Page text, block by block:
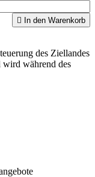
 In den Warenkorb
des Ziellandes
während des